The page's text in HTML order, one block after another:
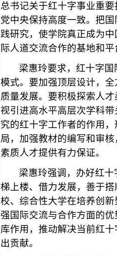
总书记关于红十字事业重
党中央保持高度一致。把
践研究，使学院真正成为
际人道交流合作的基地和平
梁惠玲要求，红十字
模式。要加强顶层设计，
质量发展。要积极探索人
视引进高水平高层次学科
究的红十字工作者的作用
局，加强教材的编写和审
素质人才提供有力保证。
梁惠玲强调，办好红
梯上楼、借力发展，善于
校、综合性大学在培养创
强国际交流与合作方面的
库作用，推动解决当前红
出贡献。